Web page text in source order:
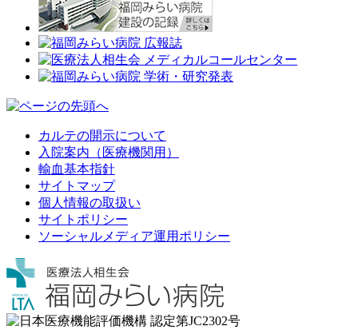
カルテの開示について
入院案内（医療機関用）
輸血基本指針
サイトマップ
個人情報の取扱い
サイトポリシー
ソーシャルメディア運用ポリシー